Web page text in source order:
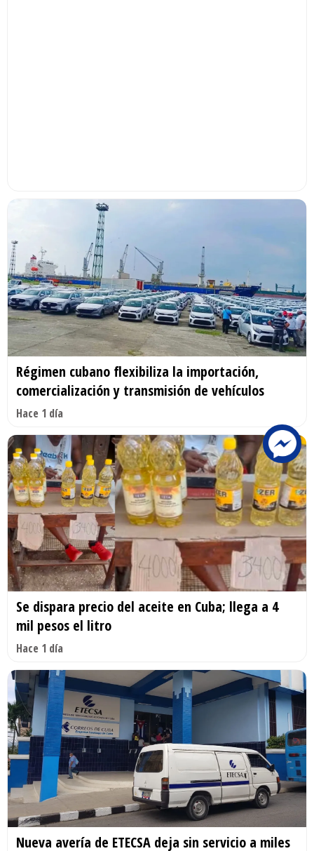
Régimen cubano flexibiliza la importación,
comercialización y transmisión de vehículos
Hace 1 día
Se dispara precio del aceite en Cuba; llega a 4
mil pesos el litro
Hace 1 día
Nueva avería de ETECSA deja sin servicio a miles